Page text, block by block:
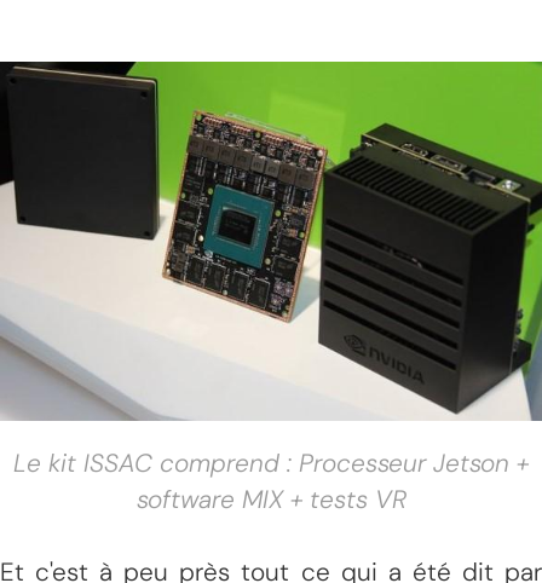
Le kit ISSAC comprend : Processeur Jetson +
software MIX + tests VR
Et c'est à peu près tout ce qui a été dit par